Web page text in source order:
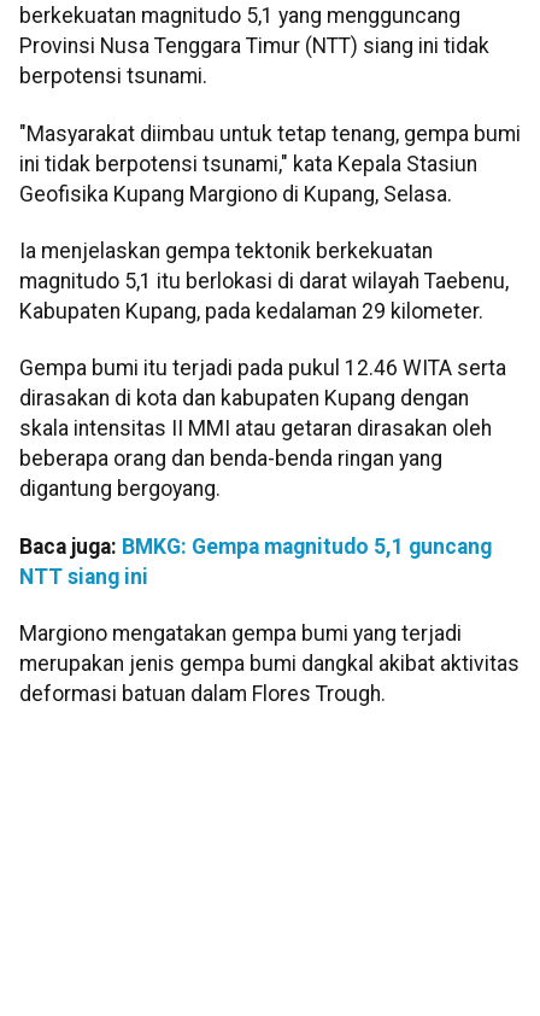
berkekuatan magnitudo 5,1 yang mengguncang
Provinsi Nusa Tenggara Timur (NTT) siang ini tidak
berpotensi tsunami.
"Masyarakat diimbau untuk tetap tenang, gempa bumi
ini tidak berpotensi tsunami," kata Kepala Stasiun
Geofisika Kupang Margiono di Kupang, Selasa.
Ia menjelaskan gempa tektonik berkekuatan
magnitudo 5,1 itu berlokasi di darat wilayah Taebenu,
Kabupaten Kupang, pada kedalaman 29 kilometer.
Gempa bumi itu terjadi pada pukul 12.46 WITA serta
dirasakan di kota dan kabupaten Kupang dengan
skala intensitas II MMI atau getaran dirasakan oleh
beberapa orang dan benda-benda ringan yang
digantung bergoyang.
Baca juga: BMKG: Gempa magnitudo 5,1 guncang
NTT siang ini
Margiono mengatakan gempa bumi yang terjadi
merupakan jenis gempa bumi dangkal akibat aktivitas
deformasi batuan dalam Flores Trough.